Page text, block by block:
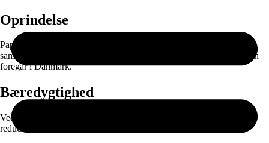
Oprindelse
Papiret produceres i EU og leveres gennem nøje udvalgte
samarbejdspartnere. Selve printet, færdigproduktionen og pakningen
foregår i Danmark.
Bæredygtighed
Ved at kombinere ansvarlige materialer med on-demand produktion
reducerer vi spild og unødvendig lagerproduktion.